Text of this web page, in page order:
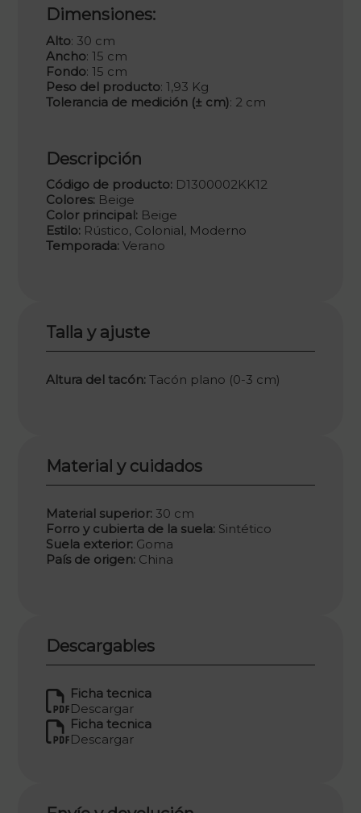
Dimensiones:
Alto: 30 cm
Ancho: 15 cm
Fondo: 15 cm
Peso del producto: 1,93 Kg
Tolerancia de medición (± cm): 2 cm
Descripción
Código de producto: D1300002KK12
Colores: Beige
Color principal: Beige
Estilo: Rústico, Colonial, Moderno
Temporada: Verano
Talla y ajuste
Altura del tacón: Tacón plano (0-3 cm)
Material y cuidados
Material superior: 30 cm
Forro y cubierta de la suela: Sintético
Suela exterior: Goma
País de origen: China
Descargables
Ficha tecnica
Descargar
Ficha tecnica
Descargar